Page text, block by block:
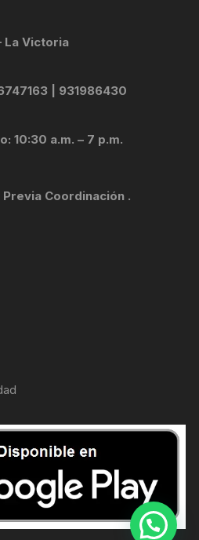
La Victoria
| 931986430
10:30 a.m. – 7 p.m.
Coordinación .